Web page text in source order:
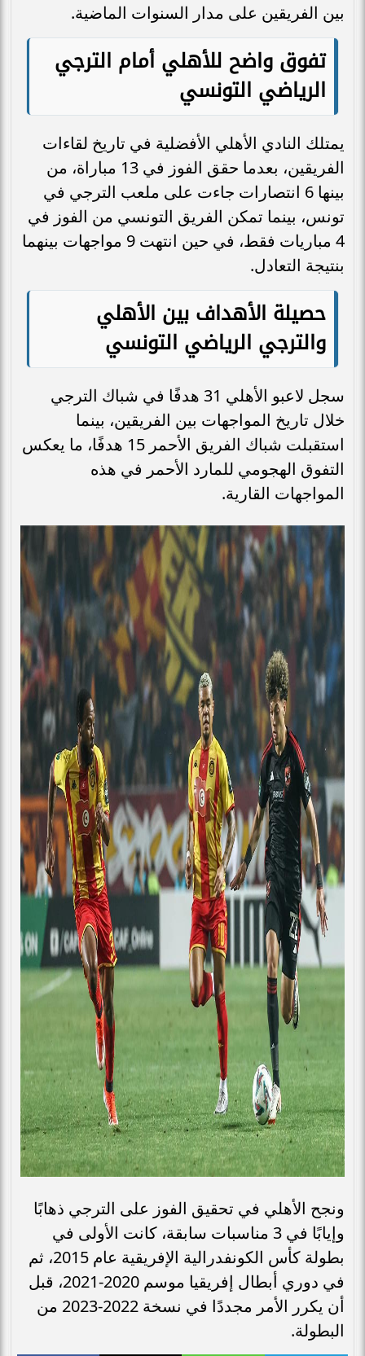
بين الفريقين على مدار السنوات الماضية.
تفوق واضح للأهلي أمام الترجي
الرياضي التونسي
يمتلك النادي الأهلي الأفضلية في تاريخ لقاءات
الفريقين، بعدما حقق الفوز في 13 مباراة، من
بينها 6 انتصارات جاءت على ملعب الترجي في
تونس، بينما تمكن الفريق التونسي من الفوز في
4 مباريات فقط، في حين انتهت 9 مواجهات بينهما
بنتيجة التعادل.
حصيلة الأهداف بين الأهلي
والترجي الرياضي التونسي
سجل لاعبو الأهلي 31 هدفًا في شباك الترجي
خلال تاريخ المواجهات بين الفريقين، بينما
استقبلت شباك الفريق الأحمر 15 هدفًا، ما يعكس
التفوق الهجومي للمارد الأحمر في هذه
المواجهات القارية.
ونجح الأهلي في تحقيق الفوز على الترجي ذهابًا
وإيابًا في 3 مناسبات سابقة، كانت الأولى في
بطولة كأس الكونفدرالية الإفريقية عام 2015، ثم
في دوري أبطال إفريقيا موسم 2020-2021، قبل
أن يكرر الأمر مجددًا في نسخة 2022-2023 من
البطولة.